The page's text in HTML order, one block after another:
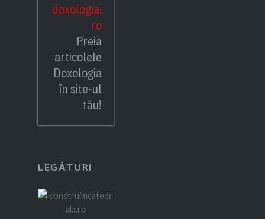
doxologia.
ro
Preia
articolele
Doxologia
în site-ul
tău!
LEGĂTURI